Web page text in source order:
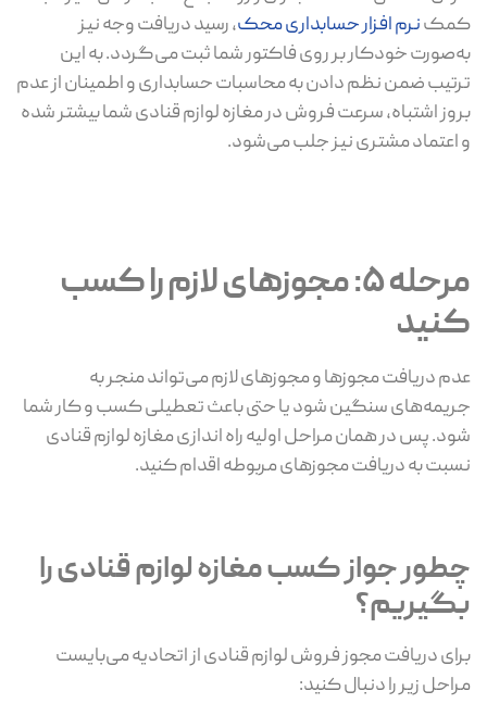
کمکنرم افزار حسابداری محک، رسید دریافت وجه نیز
به‌صورت خودکار بر روی فاکتور شما ثبت می‌گردد. به این
ترتیب ضمن نظم دادن به محاسبات حسابداری و اطمینان از عدم
بروز اشتباه، سرعت فروش در مغازه لوازم قنادی شما بیشتر شده
و اعتماد مشتری نیز جلب می‌شود.
مرحله 5: مجوزهای لازم را کسب
کنید
عدم دریافت مجوزها و مجوزهای لازم می‌تواند منجر به
جریمه‌های سنگین شود یا حتی باعث تعطیلی کسب و کار شما
شود. پس در همان مراحل اولیه راه اندازی مغازه لوازم قنادی
نسبت به دریافت مجوزهای مربوطه اقدام کنید.
چطور جواز کسب مغازه لوازم قنادی را
بگیریم؟
برای دریافت مجوز فروش لوازم قنادی از اتحادیه می‌بایست
مراحل زیر را دنبال کنید: